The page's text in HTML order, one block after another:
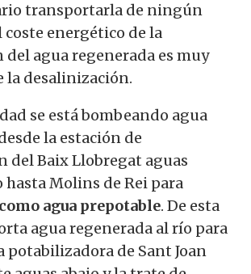
transportarla de ningún
coste energético de la
agua regenerada es muy
la desalinización.
se está bombeando agua
la estación de
del Baix Llobregat aguas
hasta Molins de Rei para
agua prepotable. De esta
agua regenerada al río para
potabilizadora de Sant Joan